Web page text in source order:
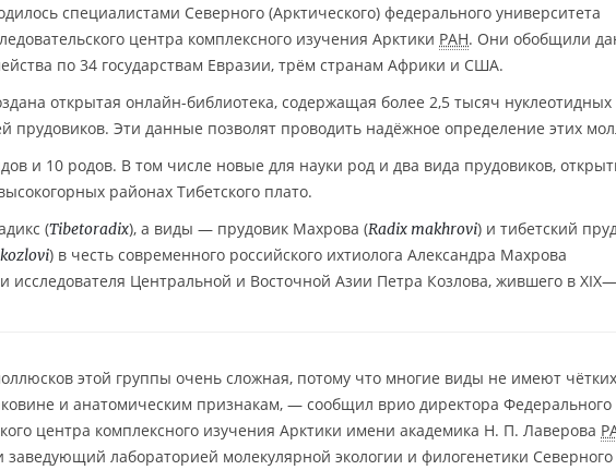
специалистами Северного (Арктического) федерального университета
центра комплексного изучения Арктики РАН. Они обобщили
по 34 государствам Евразии, трём странам Африки и США.
открытая онлайн-библиотека, содержащая более 2,5 тысяч нуклеотидных
прудовиков. Эти данные позволят проводить надёжное определение этих
и 10 родов. В том числе новые для науки род и два вида прудовиков,
районах Тибетского плато.
(Tibetoradix), а виды — прудовик Махрова (Radix makhrovi) и тибетский
) в честь современного российского ихтиолога Александра Махрова
исследователя Центральной и Восточной Азии Петра Козлова, жившего в
этой группы очень сложная, потому что многие виды не имеют чётких
и анатомическим признакам, — сообщил врио директора Федерального
центра комплексного изучения Арктики имени академика Н. П. Лаверова
лабораторией молекулярной экологии и филогенетики Северного